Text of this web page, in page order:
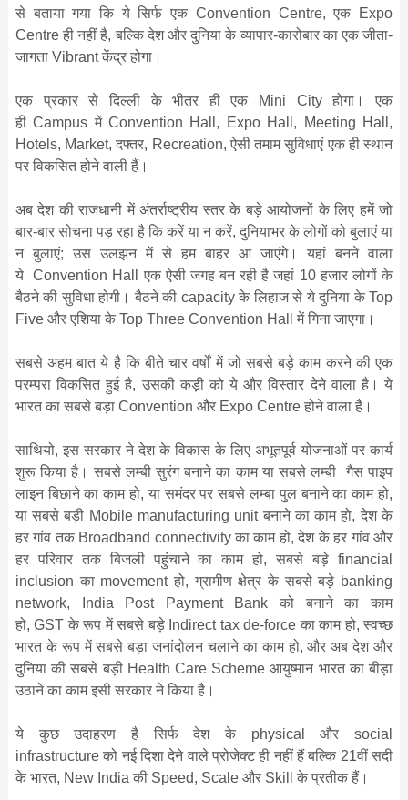
से बताया गया कि ये सिर्फ एक Convention Centre, एक Expo
Centre ही नहीं है, बल्कि देश और दुनिया के व्‍यापार-कारोबार का एक जीता-
जागता Vibrant केंद्र होगा।
एक प्रकार से दिल्‍ली के भीतर ही एक Mini City होगा। एक
ही Campus में Convention Hall, Expo Hall, Meeting Hall,
Hotels, Market, दफ्तर, Recreation, ऐसी तमाम सुविधाएं एक ही स्‍थान
पर विकसित होने वाली हैं।
अब देश की राजधानी में अंतर्राष्‍ट्रीय स्‍तर के बड़े आयोजनों के लिए हमें जो
बार-बार सोचना पड़ रहा है कि करें या न करें, दुनियाभर के लोगों को बुलाएं या
न बुलाएं; उस उलझन में से हम बाहर आ जाएंगे। यहां बनने वाला
ये Convention Hall एक ऐसी जगह बन रही है जहां 10 हजार लोगों के
बैठने की सुविधा होगी। बैठने की capacity के लिहाज से ये दुनिया के Top
Five और एशिया के Top Three Convention Hall में गिना जाएगा।
सबसे अहम बात ये है कि बीते चार वर्षों में जो सबसे बड़े काम करने की एक
परम्‍परा विकसित हुई है, उसकी कड़ी को ये और विस्‍तार देने वाला है। ये
भारत का सबसे बड़ा Convention और Expo Centre होने वाला है।
सा‍थियो, इस सरकार ने देश के विकास के लिए अभूतपूर्व योजनाओं पर कार्य
शुरू किया है। सबसे लम्‍बी सुरंग बनाने का काम या सबसे लम्‍बी गैस पाइप
लाइन बिछाने का काम हो, या समंदर पर सबसे लम्‍बा पुल बनाने का काम हो,
या सबसे बड़ी Mobile manufacturing unit बनाने का काम हो, देश के
हर गांव तक Broadband connectivity का काम हो, देश के हर गांव और
हर परिवार तक बिजली पहुंचाने का काम हो, सबसे बड़े financial
inclusion का movement हो, ग्रामीण क्षेत्र के सबसे बड़े banking
network, India Post Payment Bank को बनाने का काम
हो, GST के रूप में सबसे बड़े Indirect tax de-force का काम हो, स्‍वच्‍छ
भारत के रूप में सबसे बड़ा जनांदोलन चलाने का काम हो, और अब देश और
दुनिया की सबसे बड़ी Health Care Scheme आयुष्‍मान भारत का बीड़ा
उठाने का काम इसी सरकार ने किया है।
ये कुछ उदाहरण है सिर्फ देश के physical और social
infrastructure को नई दिशा देने वाले प्रोजेक्‍ट ही नहीं हैं बल्कि 21वीं सदी
के भारत, New India की Speed, Scale और Skill के प्रतीक हैं।